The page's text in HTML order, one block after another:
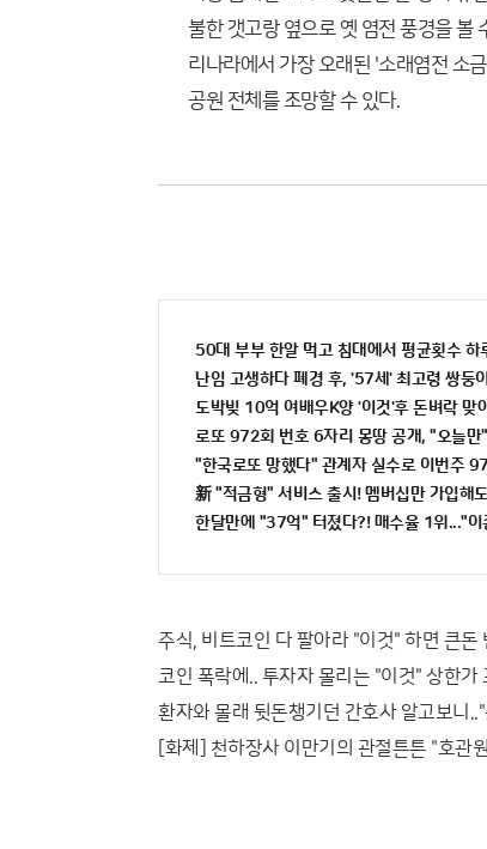
불한 갯고랑 옆으로 옛 염전 풍경을 볼
리나라에서 가장 오래된 '소래염전 소
공원 전체를 조망할 수 있다.
50대 부부 한알 먹고 침대에서 평균횟수 하
난임 고생하다 폐경 후, '57세' 최고령 쌍둥
도박빚 10억 여배우K양 '이것'후 돈벼락 맞
로또 972회 번호 6자리 몽땅 공개, "오늘만
"한국로또 망했다" 관계자 실수로 이번주
新 "적금형" 서비스 출시! 멤버십만 가입해
한달만에 "37억" 터졌다?! 매수율 1위..."이
주식, 비트코인 다 팔아라 "이것" 하면 큰돈
코인 폭락에.. 투자자 몰리는 "이것" 상한가
환자와 몰래 뒷돈챙기던 간호사 알고보니
[화제] 천하장사 이만기의 관절튼튼 "호관